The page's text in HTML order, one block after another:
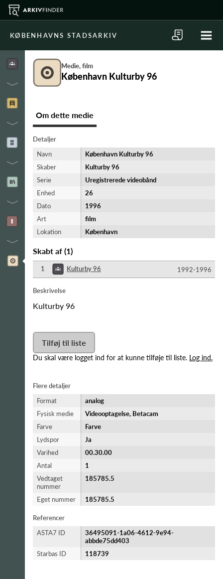
KØBENHAVNS STADSARKIV
Medie, film
København Kulturby 96
Om dette medie
Detaljer
Navn
København Kulturby 96
Skaber
Kulturby 96
Serie
Uregistrerede videobånd
Enhed
26
Dato
1996
Art
film
Lokation
København
Skabt af (1)
1 Kulturby 96 1992-​1996
Beskrivelse
Kulturby 96
Tilføj til liste
Du skal være logget ind for at kunne tilføje til liste. Log ind.
Flere detaljer
Format
analog
Fysisk medie
Videooptagelse, Betacam
Farve
Farve
Lydspor
Ja
Varihed
00.30.00
Antal
1
Vedtaget
nummer
185785.5
Eget nummer 185785.5
Referencer
ASTA7 ID
36495091-1a06-4612-9e94-
abbde75dd403
Starbas ID
118739